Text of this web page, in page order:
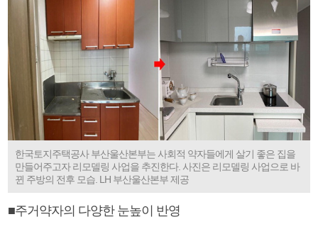
한국토지주택공사 부산울산본부는 사회적 약자들에게 살기 좋은 집을
만들어주고자 리모델링 사업을 추진한다. 사진은 리모델링 사업으로 바
뀐 주방의 전후 모습. LH 부산울산본부 제공
■주거약자의 다양한 눈높이 반영